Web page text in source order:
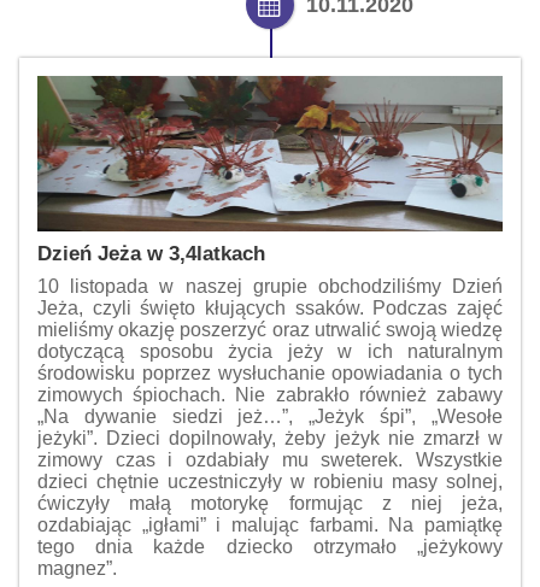
10.11.2020
Dzień Jeża w 3,4latkach
10 listopada w naszej grupie obchodziliśmy Dzień
Jeża, czyli święto kłujących ssaków. Podczas zajęć
mieliśmy okazję poszerzyć oraz utrwalić swoją wiedzę
dotyczącą sposobu życia jeży w ich naturalnym
środowisku poprzez wysłuchanie opowiadania o tych
zimowych śpiochach. Nie zabrakło również zabawy
„Na dywanie siedzi jeż…”, „Jeżyk śpi”, „Wesołe
jeżyki”. Dzieci dopilnowały, żeby jeżyk nie zmarzł w
zimowy czas i ozdabiały mu sweterek. Wszystkie
dzieci chętnie uczestniczyły w robieniu masy solnej,
ćwiczyły małą motorykę formując z niej jeża,
ozdabiając „igłami” i malując farbami. Na pamiątkę
tego dnia każde dziecko otrzymało „jeżykowy
magnez”.